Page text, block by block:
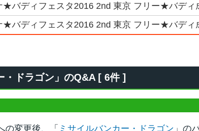
★バディフェスタ2016 2nd 東京 フリー★バディ
★バディフェスタ2016 2nd 東京 フリー★バディ
・ドラゴン」のQ&A [ 6件 ]
の変更後、「 ミサイルバンカー・ドラゴン 」の